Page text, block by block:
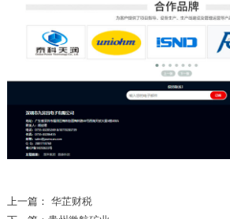
上一篇： 华芷财税